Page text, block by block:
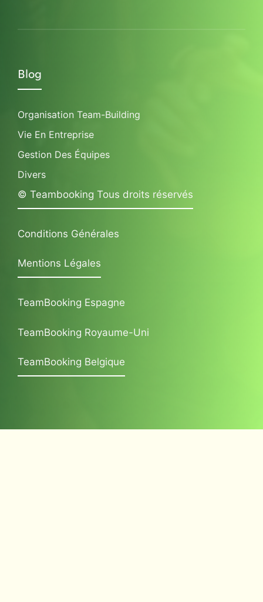
Blog
Organisation Team-Building
Vie En Entreprise
Gestion Des Équipes
Divers
© Teambooking Tous droits réservés
Conditions Générales
Mentions Légales
TeamBooking Espagne
TeamBooking Royaume-Uni
TeamBooking Belgique